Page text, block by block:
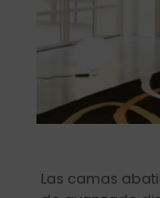
Las camas